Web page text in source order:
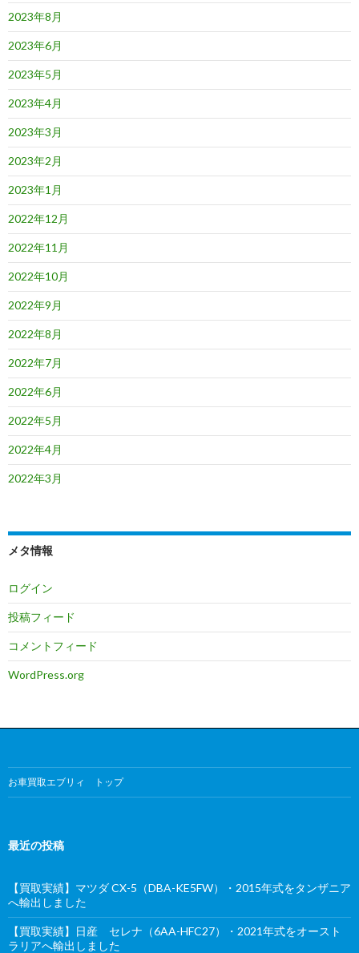
2023年8月
2023年6月
2023年5月
2023年4月
2023年3月
2023年2月
2023年1月
2022年12月
2022年11月
2022年10月
2022年9月
2022年8月
2022年7月
2022年6月
2022年5月
2022年4月
2022年3月
メタ情報
ログイン
投稿フィード
コメントフィード
WordPress.org
お車買取エブリィ トップ
最近の投稿
【買取実績】マツダ CX-5（DBA-KE5FW）・2015年式をタンザニア
へ輸出しました
【買取実績】日産 セレナ（6AA-HFC27）・2021年式をオースト
ラリアへ輸出しました